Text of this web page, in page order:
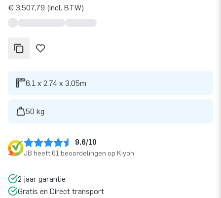
€ 3.507,79 (incl. BTW)
6.1 x 2.74 x 3.05m
50 kg
9.6/10
JB heeft 61 beoordelingen op Kiyoh
2 jaar garantie
Gratis en Direct transport